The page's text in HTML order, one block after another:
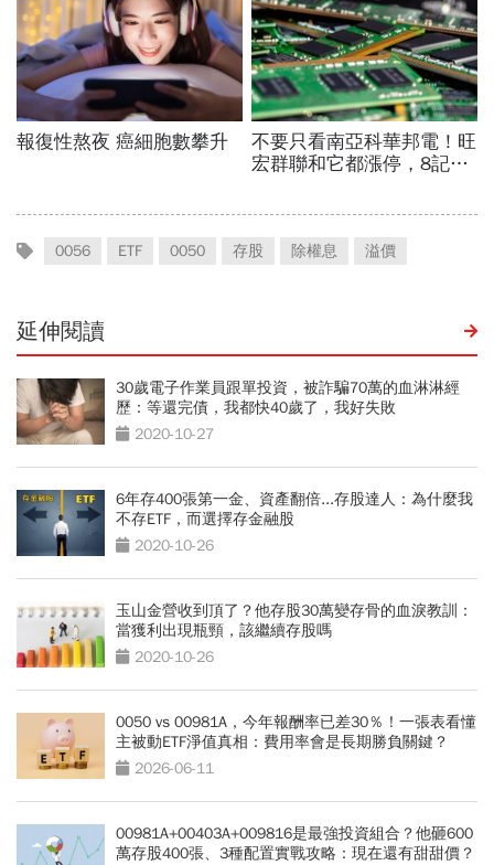
0056 ETF 0050 存股 除權息 溢價
延伸閱讀
30歲電子作業員跟單投資，被詐騙70萬的血淋淋經
歷：等還完債，我都快40歲了，我好失敗
2020-10-27
6年存400張第一金、資產翻倍...存股達人：為什麼我
不存ETF，而選擇存金融股
2020-10-26
玉山金營收到頂了？他存股30萬變存骨的血淚教訓：
當獲利出現瓶頸，該繼續存股嗎
2020-10-26
0050 vs 00981A，今年報酬率已差30％！一張表看懂
主被動ETF淨值真相：費用率會是長期勝負關鍵？
2026-06-11
00981A+00403A+009816是最強投資組合？他砸600
萬存股400張、3種配置實戰攻略：現在還有甜甜價？